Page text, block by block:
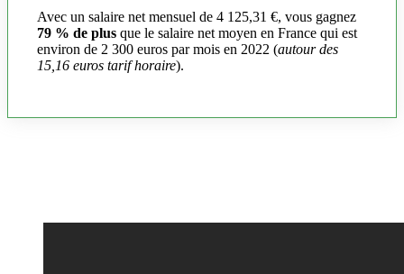
Avec un salaire net mensuel de 4 125,31 €, vous gagnez
79 % de plus que le salaire net moyen en France qui est
environ de 2 300 euros par mois en 2022 (autour des
15,16 euros tarif horaire).